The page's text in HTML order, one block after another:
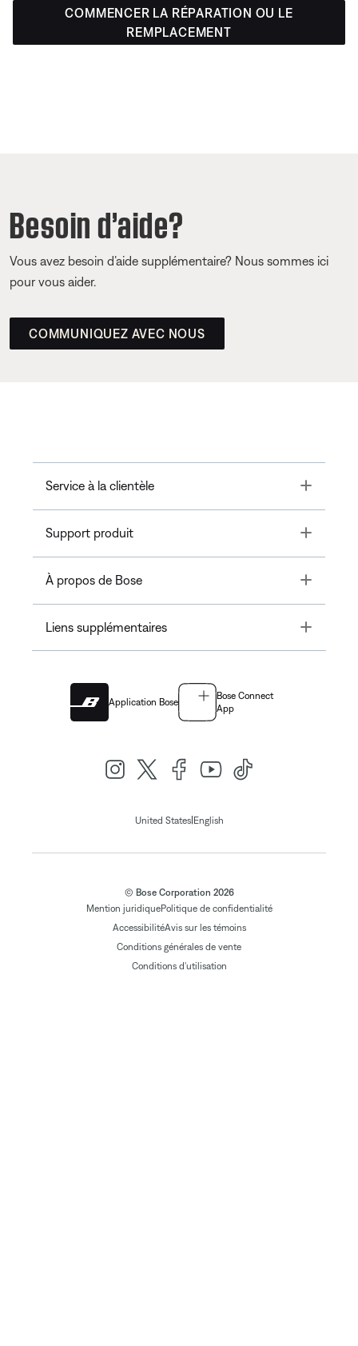
COMMENCER LA RÉPARATION OU LE
REMPLACEMENT
Besoin d’aide?
Vous avez besoin d’aide supplémentaire? Nous sommes ici
pour vous aider.
COMMUNIQUEZ AVEC NOUS
Service à la clientèle Toggle
Support produit Toggle
À propos de Bose Toggle
Liens supplémentaires Toggle
Application Bose
Bose Connect
App
United States| English
© Bose Corporation 2026
Mention juridiquePolitique de confidentialité
AccessibilitéAvis sur les témoins
Conditions générales de vente
Conditions d'utilisation